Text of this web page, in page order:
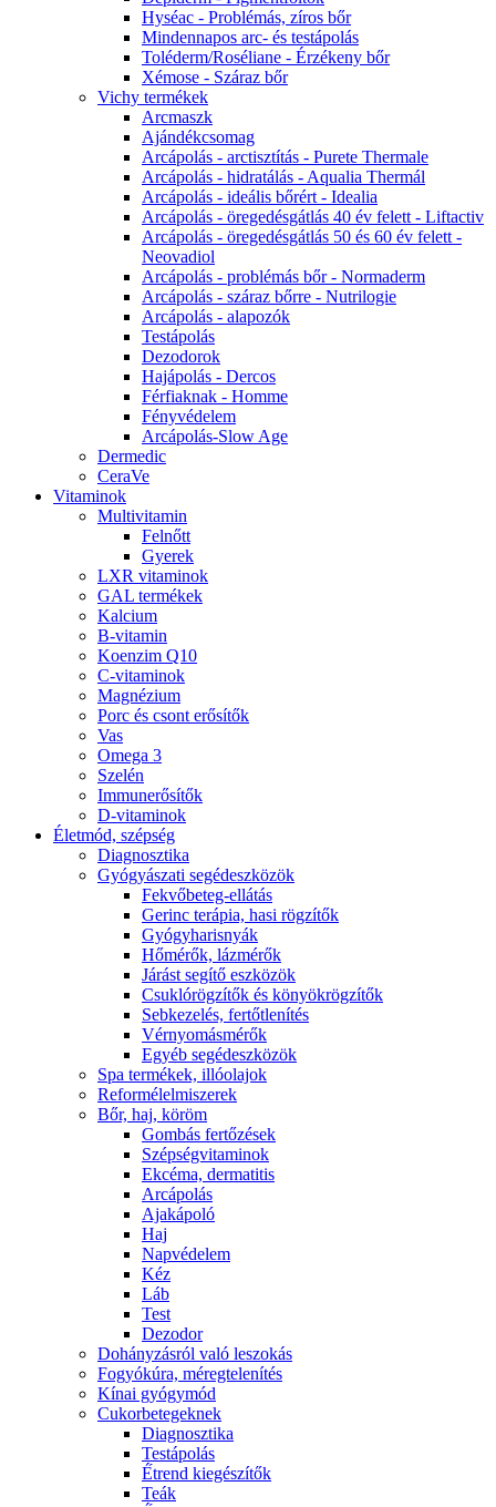
Hyséac - Problémás, zíros bőr
Mindennapos arc- és testápolás
Toléderm/Roséliane - Érzékeny bőr
Xémose - Száraz bőr
Vichy termékek
Arcmaszk
Ajándékcsomag
Arcápolás - arctisztítás - Purete Thermale
Arcápolás - hidratálás - Aqualia Thermál
Arcápolás - ideális bőrért - Idealia
Arcápolás - öregedésgátlás 40 év felett - Liftactiv
Arcápolás - öregedésgátlás 50 és 60 év felett -
Neovadiol
Arcápolás - problémás bőr - Normaderm
Arcápolás - száraz bőrre - Nutrilogie
Arcápolás - alapozók
Testápolás
Dezodorok
Hajápolás - Dercos
Férfiaknak - Homme
Fényvédelem
Arcápolás-Slow Age
Dermedic
CeraVe
Vitaminok
Multivitamin
Felnőtt
Gyerek
LXR vitaminok
GAL termékek
Kalcium
B-vitamin
Koenzim Q10
C-vitaminok
Magnézium
Porc és csont erősítők
Vas
Omega 3
Szelén
Immunerősítők
D-vitaminok
Életmód, szépség
Diagnosztika
Gyógyászati segédeszközök
Fekvőbeteg-ellátás
Gerinc terápia, hasi rögzítők
Gyógyharisnyák
Hőmérők, lázmérők
Járást segítő eszközök
Csuklórögzítők és könyökrögzítők
Sebkezelés, fertőtlenítés
Vérnyomásmérők
Egyéb segédeszközök
Spa termékek, illóolajok
Reformélelmiszerek
Bőr, haj, köröm
Gombás fertőzések
Szépségvitaminok
Ekcéma, dermatitis
Arcápolás
Ajakápoló
Haj
Napvédelem
Kéz
Láb
Test
Dezodor
Dohányzásról való leszokás
Fogyókúra, méregtelenítés
Kínai gyógymód
Cukorbetegeknek
Diagnosztika
Testápolás
É́trend kiegészítők
Teák